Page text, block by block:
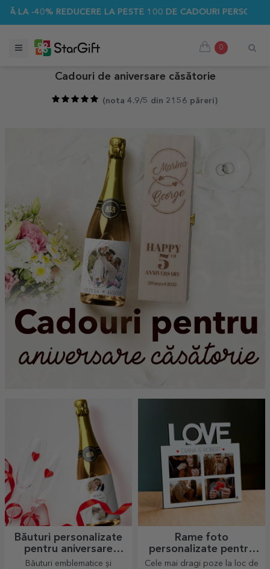
REDUCERE LA PESTE 100 DE CADOURI PERSONALIZATE ☀️
0
Cadouri de aniversare căsătorie
(nota 4.9/5 din 2156 păreri )
Băuturi personalizate
pentru aniversare
relație
Băuturi emblematice și
Rame foto
personalizate pentru
aniversare relație
Cele mai dragi poze la loc de